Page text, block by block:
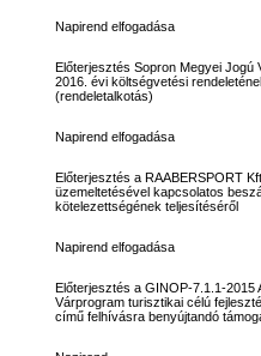
Napirend elfogadása
Előterjesztés Sopron Megyei Jogú
2016. évi költségvetési
(rendeletalkotás)
Napirend elfogadása
Előterjesztés a RAABERSPORT
üzemeltetésével kapcsolatos
kötelezettségének teljesítéséről
Napirend elfogadása
Előterjesztés a GINOP-7.1.1-2015
Várprogram turisztikai célú
című felhívásra benyújtandó